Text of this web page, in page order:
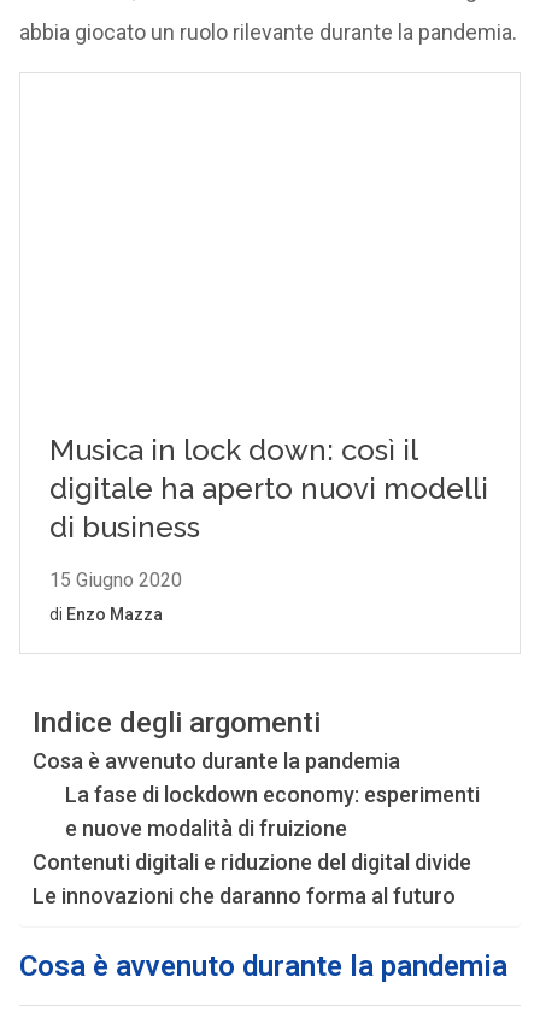
abbia giocato un ruolo rilevante durante la pandemia.
Indice degli argomenti
Cosa è avvenuto durante la pandemia
La fase di lockdown economy: esperimenti
e nuove modalità di fruizione
Contenuti digitali e riduzione del digital divide
Le innovazioni che daranno forma al futuro
Cosa è avvenuto durante la pandemia